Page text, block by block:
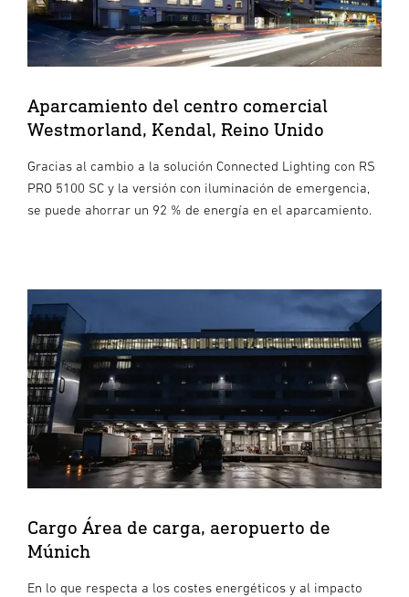
Aparcamiento del centro comercial
Westmorland, Kendal, Reino Unido
Gracias al cambio a la solución Connected Lighting con RS
PRO 5100 SC y la versión con iluminación de emergencia,
se puede ahorrar un 92 % de energía en el aparcamiento.
Cargo Área de carga, aeropuerto de
Múnich
En lo que respecta a los costes energéticos y al impacto